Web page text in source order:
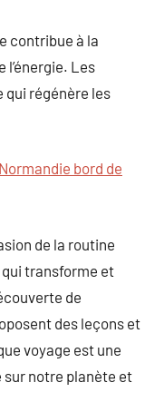
contribue à la
Les
régénère les
bord de
de la routine
qui transforme et
de
des leçons et
voyage est une
sur notre planète et